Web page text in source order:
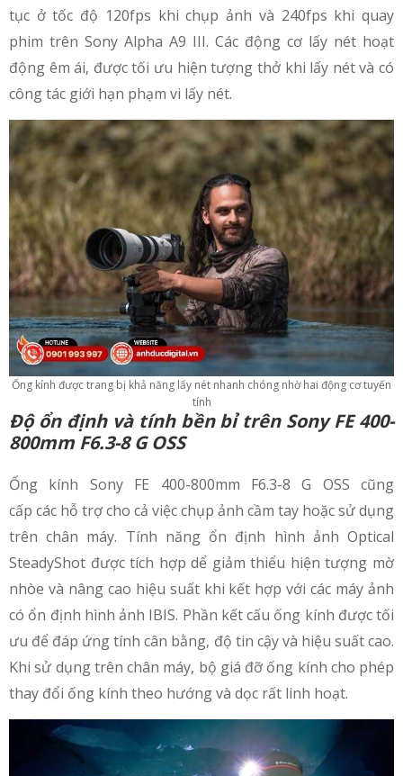
tục ở tốc độ 120fps khi chụp ảnh và 240fps khi quay
phim trên Sony Alpha A9 III. Các động cơ lấy nét hoạt
động êm ái, được tối ưu hiện tượng thở khi lấy nét và có
công tác giới hạn phạm vi lấy nét.
Ống kính được trang bị khả năng lấy nét nhanh chóng nhờ hai động cơ tuyến
tính
Độ ổn định và tính bền bỉ trên Sony FE 400-
800mm F6.3-8 G OSS
Ống kính Sony FE 400-800mm F6.3-8 G OSS cũng
cấp các hỗ trợ cho cả việc chụp ảnh cầm tay hoặc sử dụng
trên chân máy. Tính năng ổn định hình ảnh Optical
SteadyShot được tích hợp dể giảm thiểu hiện tượng mờ
nhòe và nâng cao hiệu suất khi kết hợp với các máy ảnh
có ổn định hình ảnh IBIS. Phần kết cấu ống kính được tối
ưu để đáp ứng tính cân bằng, độ tin cậy và hiệu suất cao.
Khi sử dụng trên chân máy, bộ giá đỡ ống kính cho phép
thay đổi ống kính theo hướng và dọc rất linh hoạt.